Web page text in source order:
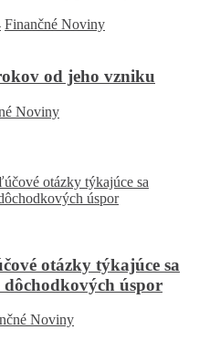
Finančné Noviny
od jeho vzniku
Noviny
otázky týkajúce sa
úspor
Noviny